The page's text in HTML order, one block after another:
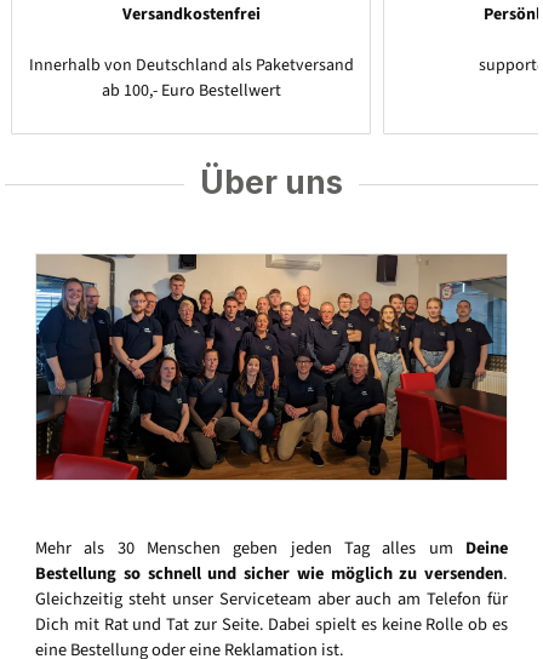
Versandkostenfrei
Innerhalb von Deutschland als Paketversand
ab 100,- Euro Bestellwert
Über uns
Mehr als 30 Menschen geben jeden Tag alles um Deine
Bestellung so schnell und sicher wie möglich zu versenden.
Gleichzeitig steht unser Serviceteam aber auch am Telefon für
Dich mit Rat und Tat zur Seite. Dabei spielt es keine Rolle ob es
eine Bestellung oder eine Reklamation ist.